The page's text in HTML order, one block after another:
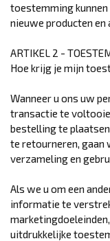
toestemming
nieuwe producten en
ARTIKEL 2 -
Hoe krijg je mijn
Wanneer u ons uw
transactie te
bestelling te
te retourneren, gaan
verzameling en
Als we u om een
informatie te
uitdrukkelijke